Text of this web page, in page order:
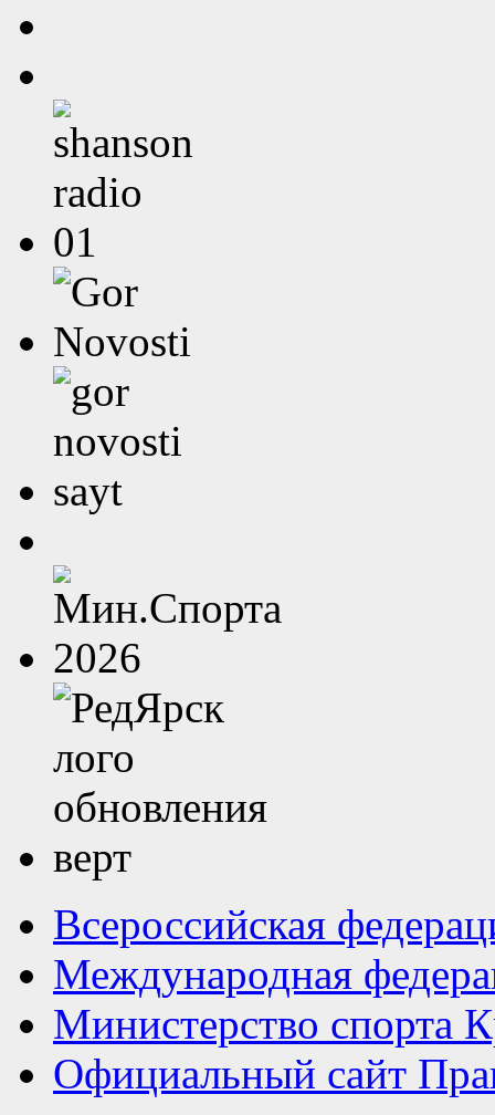
Всероссийская
Международная
Министерство спорта
Официальный сайт